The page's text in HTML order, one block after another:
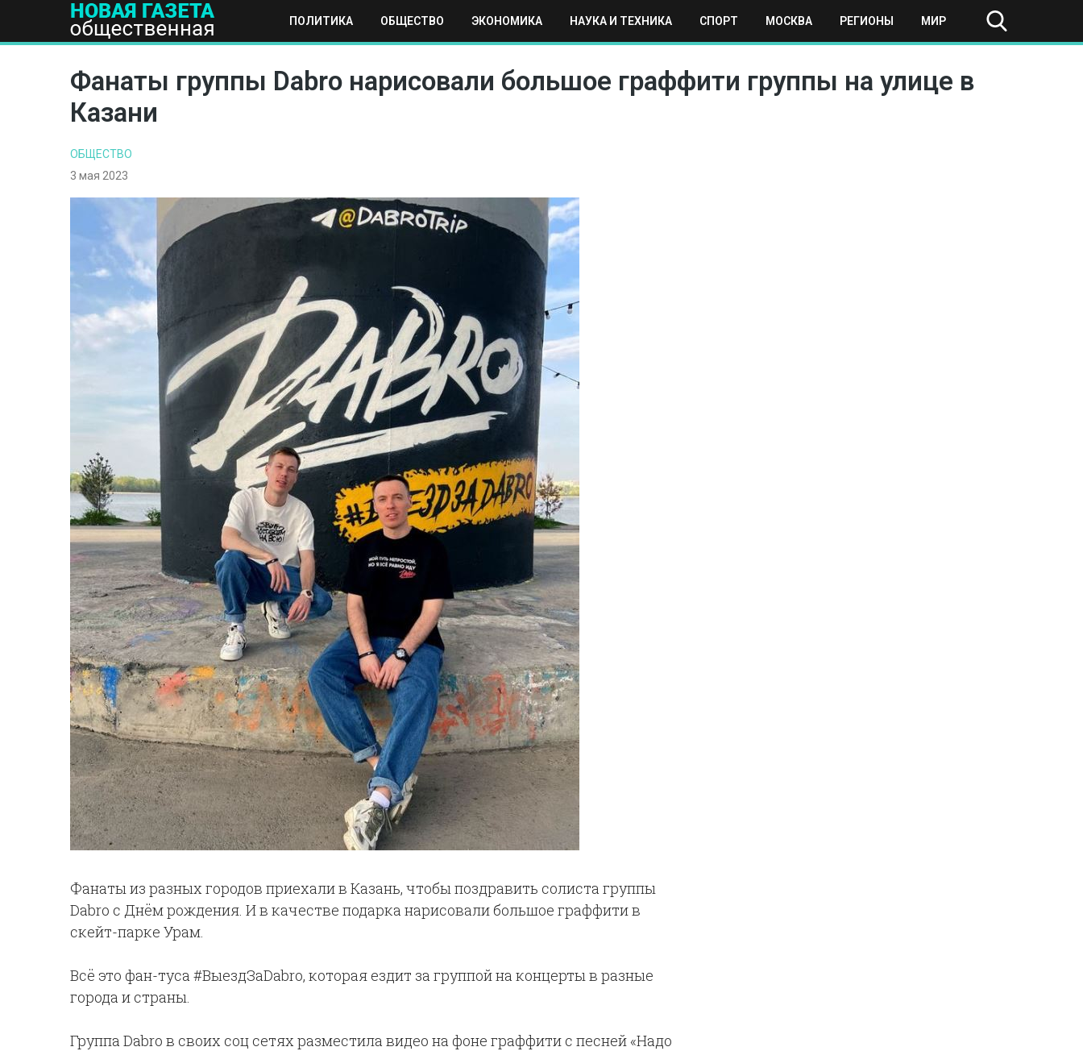
ПОЛИТИКА ОБЩЕСТВО ЭКОНОМИКА НАУКА И ТЕХНИКА СПОРТ МОСКВА РЕГИОНЫ МИР
ПОЛИТИКА ОБЩЕСТВО ЭКОНОМИКА НАУКА И ТЕХНИКА СПОРТ МОСКВА РЕГИОНЫ МИР
Фанаты группы Dabro нарисовали большое граффити группы на улице в
Казани
ОБЩЕСТВО
3 мая 2023
Фанаты из разных городов приехали в Казань, чтобы поздравить солиста группы
Dabro с Днём рождения. И в качестве подарка нарисовали большое граффити в
скейт-парке Урам.
Всё это фан-туса #ВыездЗаDabro, которая ездит за группой на концерты в разные
города и страны.
Группа Dabro в своих соц сетях разместила видео на фоне граффити с песней «Надо